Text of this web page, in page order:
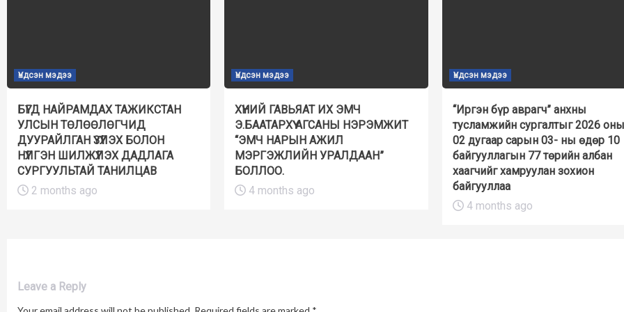
Үндсэн мэдээ
БҮГД НАЙРАМДАХ ТАЖИКСТАН
УЛСЫН ТӨЛӨӨЛӨГЧИД
ДУУРАЙЛГАН ҮЗҮҮЛЭХ БОЛОН
НҮҮЛГЭН ШИЛЖҮҮЛЭХ ДАДЛАГА
СУРГУУЛЬТАЙ ТАНИЛЦАВ
2 months ago
Үндсэн мэдээ
ХҮНИЙ ГАВЬЯАТ ИХ ЭМЧ
Э.БААТАРХҮҮ АГСАНЫ НЭРЭМЖИТ
“ЭМЧ НАРЫН АЖИЛ
МЭРГЭЖЛИЙН УРАЛДААН”
БОЛЛОО.
4 months ago
Үндсэн мэдээ
“Иргэн бүр аврагч” анхны
тусламжийн сургалтыг 2026 оны
02 дугаар сарын 03- ны өдөр 10
байгууллагын 77 төрийн албан
хаагчийг хамруулан зохион
байгууллаа
4 months ago
Leave a Reply